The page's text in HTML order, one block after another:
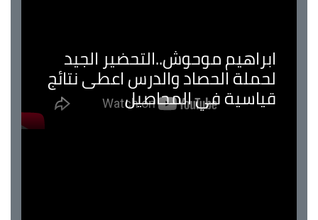
ابراهيم موحوش..التحضير الجيد
لحملة الحصاد والدرس اعطى نتائج
قياسية في المحاصيل